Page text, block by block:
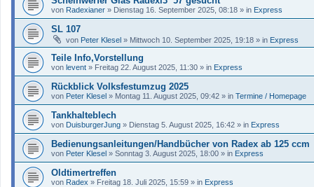
von Radexianer » Dienstag 16. September 2025, 08:18 » in Express
SL 107
von Peter Klesel » Mittwoch 10. September 2025, 19:18 » in Express
Teile Info,Vorstellung
von levent » Freitag 22. August 2025, 11:30 » in Express
Rückblick Volksfestumzug 2025
von Peter Klesel » Montag 11. August 2025, 09:42 » in Termine / Homepage
Tankhalteblech
von DuisburgerJung » Dienstag 5. August 2025, 16:42 » in Express
Bedienungsanleitungen/Handbücher von Radex ab 125 ccm
von Peter Klesel » Sonntag 3. August 2025, 18:00 » in Express
Oldtimertreffen
von Radex » Freitag 18. Juli 2025, 15:59 » in Express